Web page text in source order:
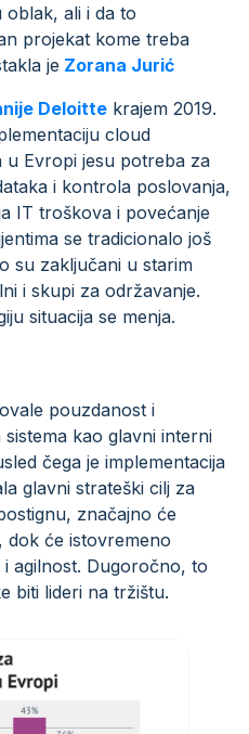
ali i da to
projekat kome treba
je Zorana Jurić
Deloitte krajem 2019.
cloud
u Evropi jesu potreba za
i kontrola poslovanja,
IT troškova i povećanje
se tradicionalo još
su zaključani u starim
i skupi za održavanje.
situacija se menja.
pouzdanost i
kao glavni interni
čega je implementacija
glavni strateški cilj za
značajno će
dok će istovremeno
agilnost. Dugoročno, to
biti lideri na tržištu.